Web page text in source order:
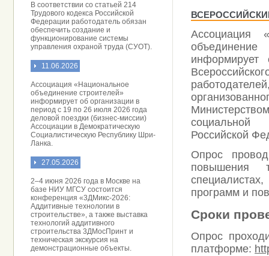
В соответствии со статьей 214
Трудового кодекса Российской
Федерации работодатель обязан
обеспечить создание и
функционирование системы
управления охраной труда (СУОТ).
11.06.2026
Ассоциация «Национальное
объединение строителей»
информирует об организации в
период с 19 по 26 июля 2026 года
деловой поездки (бизнес-миссии)
Ассоциации в Демократическую
Социалистическую Республику Шри-
Ланка.
27.05.2026
2–4 июня 2026 года в Москве на
базе НИУ МГСУ состоится
конференция «3ДМикс-2026:
Аддитивные технологии в
строительстве», а также выставка
технологий аддитивного
строительства 3ДМосПринт и
техническая экскурсия на
демонстрационные объекты.
Ассоциация
информирует
Российской
Опрос
повышения
программ и
Сроки
Опрос
платформе: